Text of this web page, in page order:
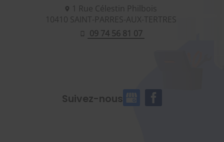
1 Rue Célestin Philbois
10410 SAINT-PARRES-AUX-TERTRES
09 74 56 81 07
Suivez-nous